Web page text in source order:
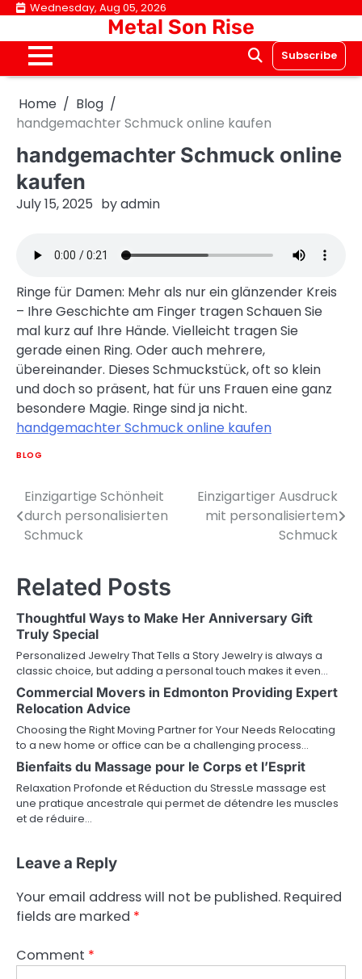
Skip
content
Wednesday, Aug 05, 2026
Metal Son Rise
Subscribe
Home
Blog
handgemachter Schmuck online kaufen
handgemachter Schmuck online
kaufen
July 15, 2025 byadmin
Ringe für Damen: Mehr als nur ein glänzender Kreis
– Ihre Geschichte am Finger tragen Schauen Sie
mal kurz auf Ihre Hände. Vielleicht tragen Sie
gerade einen Ring. Oder auch mehrere,
übereinander. Dieses Schmuckstück, oft so klein
und doch so präsent, hat für uns Frauen eine ganz
besondere Magie. Ringe sind ja nicht.
handgemachter Schmuck online kaufen
BLOG
Post
navigation
Einzigartige Schönheit
durch personalisierten
Schmuck
Einzigartiger Ausdruck
mit personalisiertem
Schmuck
Related Posts
Thoughtful Ways to Make Her Anniversary Gift
Truly Special
Personalized Jewelry That Tells a Story Jewelry is always a
classic choice, but adding a personal touch makes it even…
Commercial Movers in Edmonton Providing Expert
Relocation Advice
Choosing the Right Moving Partner for Your Needs Relocating
to a new home or office can be a challenging process…
Bienfaits du Massage pour le Corps et l’Esprit
Relaxation Profonde et Réduction du StressLe massage est
une pratique ancestrale qui permet de détendre les muscles
et de réduire…
Leave a Reply
Your email address will not be published. Required
fields are marked *
Comment *